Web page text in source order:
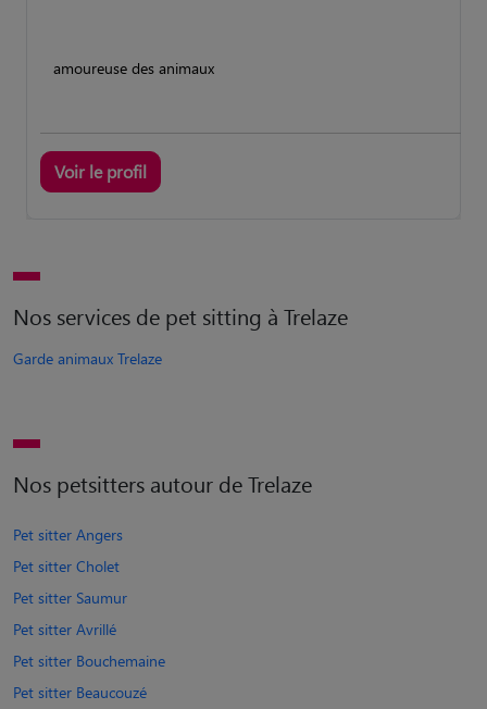
amoureuse des animaux
Voir le profil
Nos services de pet sitting à Trelaze
Garde animaux Trelaze
Nos petsitters autour de Trelaze
Pet sitter Angers
Pet sitter Cholet
Pet sitter Saumur
Pet sitter Avrillé
Pet sitter Bouchemaine
Pet sitter Beaucouzé